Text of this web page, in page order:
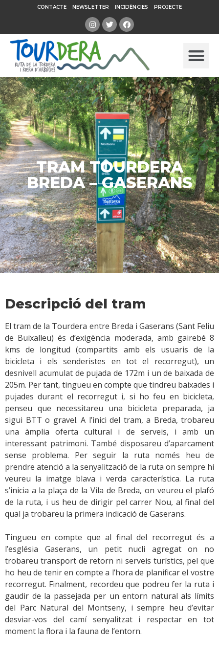
CONTACTE NEWSLETTER INCIDÈNCIES PROJECTE
TRAM TOURDERA
BREDA – GASERANS
Descripció del tram
El tram de la Tourdera entre Breda i Gaserans (Sant Feliu
de Buixalleu) és d’exigència moderada, amb gairebé 8
kms de longitud (compartits amb els usuaris de la
bicicleta i els senderistes en tot el recorregut), un
desnivell acumulat de pujada de 172m i un de baixada de
205m. Per tant, tingueu en compte que tindreu baixades i
pujades durant el recorregut i, si ho feu en bicicleta,
penseu que necessitareu una bicicleta preparada, ja
sigui BTT o gravel. A l’inici del tram, a Breda, trobareu
una àmplia oferta cultural i de serveis, i amb un
interessant patrimoni. També disposareu d’aparcament
sense problema. Per seguir la ruta només heu de
prendre atenció a la senyalització de la ruta on sempre hi
veureu la imatge blava i verda característica. La ruta
s’inicia a la plaça de la Vila de Breda, on veureu el plafó
de la ruta, i us heu de dirigir pel carrer Nou, al final del
qual ja trobareu la primera indicació de Gaserans.
Tingueu en compte que al final del recorregut és a
l’església Gaserans, un petit nucli agregat on no
trobareu transport de retorn ni serveis turístics, pel que
ho heu de tenir en compte a l’hora de planificar el vostre
recorregut. Finalment, recordeu que podreu fer la ruta i
gaudir de la passejada per un entorn natural als límits
del Parc Natural del Montseny, i sempre heu d’evitar
desviar-vos del camí senyalitzat i respectar en tot
moment la flora i la fauna de l’entorn.